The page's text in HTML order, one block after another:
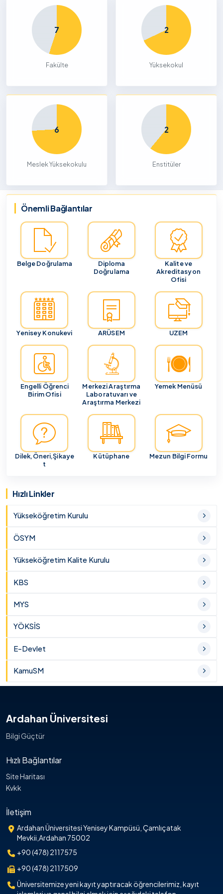
7
Fakülte
2
Yüksekokul
6
Meslek Yüksekokulu
2
Enstitüler
Önemli Bağlantılar
Belge Doğrulama
Diploma
Doğrulama
Kalite ve
Akreditasyon
Ofisi
Yenisey Konukevi ARÜSEM UZEM
Engelli Öğrenci
Birim Ofisi
Merkezi Araştırma
Laboratuvarı ve
Araştırma Merkezi
Yemek Menüsü
Dilek,Öneri,Şikaye
t
Kütüphane Mezun Bilgi Formu
Hızlı Linkler
Yükseköğretim Kurulu
ÖSYM
Yükseköğretim Kalite Kurulu
KBS
MYS
YÖKSİS
E-Devlet
KamuSM
Ardahan Üniversitesi
Bilgi Güçtür
Hızlı Bağlantılar
Site Haritası
Kvkk
İletişim
Ardahan Üniversitesi Yenisey Kampüsü, Çamlıçatak
Mevkii,Ardahan 75002
+90 (478) 2117575
+90 (478) 2117509
Üniversitemize yeni kayıt yaptıracak öğrencilerimiz, kayıt